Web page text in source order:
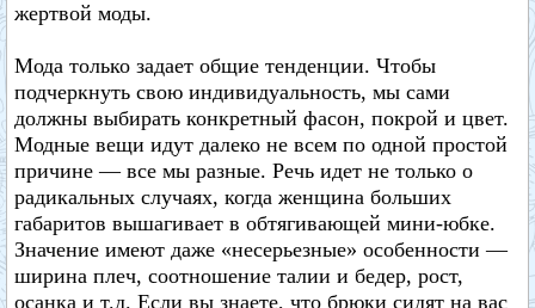
жертвой моды.
Мода только задает общие тенденции. Чтобы
подчеркнуть свою индивидуальность, мы сами
должны выбирать конкретный фасон, покрой и цвет.
Модные вещи идут далеко не всем по одной простой
причине — все мы разные. Речь идет не только о
радикальных случаях, когда женщина больших
габаритов вышагивает в обтягивающей мини-юбке.
Значение имеют даже «несерьезные» особенности —
ширина плеч, соотношение талии и бедер, рост,
осанка и т.д. Если вы знаете, что брюки сидят на вас